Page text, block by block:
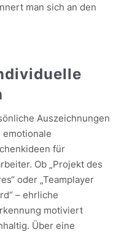
man sich an den
Auszeichnungen
emotionale
für
Ob „Projekt des
oder „Teamplayer
– ehrliche
motiviert
Über eine